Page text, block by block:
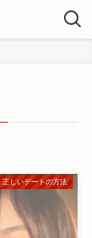
正しいデートの方法